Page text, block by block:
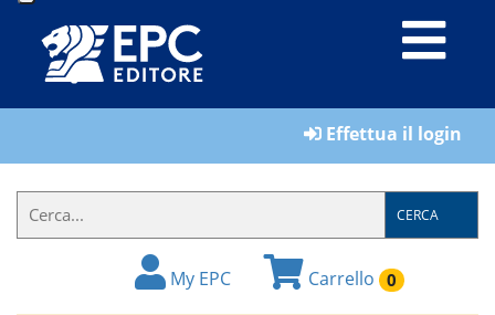
LIBRI
IL
FORMATORE
Effettua il login
CERCA
My EPC Carrello 0